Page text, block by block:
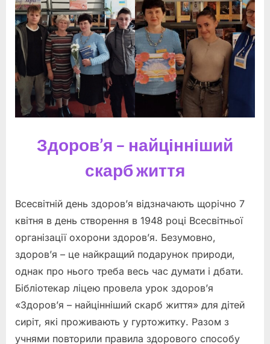
Здоров’я – найцінніший
скарб життя
Всесвітній день здоров’я відзначають щорічно 7
квітня в день створення в 1948 році Всесвітньої
організації охорони здоров’я. Безумовно,
здоров’я – це найкращий подарунок природи,
однак про нього треба весь час думати і дбати.
Бібліотекар ліцею провела урок здоров’я
«Здоров’я – найцінніший скарб життя» для дітей
сиріт, які проживають у гуртожитку. Разом з
учнями повторили правила здорового способу